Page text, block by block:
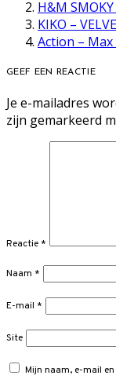
H&M
KIKO –
Action –
GEEF EEN REACTIE
Je e-mailadres
zijn gemarkeerd
Reactie *
Naam *
E-mail *
Site
Mijn naam, e-mail